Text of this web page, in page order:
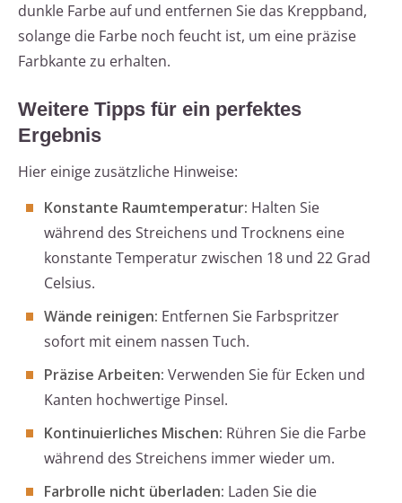
dunkle Farbe auf und entfernen Sie das Kreppband,
solange die Farbe noch feucht ist, um eine präzise
Farbkante zu erhalten.
Weitere Tipps für ein perfektes
Ergebnis
Hier einige zusätzliche Hinweise:
Konstante Raumtemperatur: Halten Sie
während des Streichens und Trocknens eine
konstante Temperatur zwischen 18 und 22 Grad
Celsius.
Wände reinigen: Entfernen Sie Farbspritzer
sofort mit einem nassen Tuch.
Präzise Arbeiten: Verwenden Sie für Ecken und
Kanten hochwertige Pinsel.
Kontinuierliches Mischen: Rühren Sie die Farbe
während des Streichens immer wieder um.
Farbrolle nicht überladen: Laden Sie die